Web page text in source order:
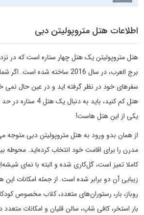
اطلاعات هتل متروپولیتن دبی
هتل متروپولیتن یک هتل چهار ستاره است که در
برج العرب، در سال 2016 ساخته
سفرهای خود در نظر گرفته اید و در عین حال نمی
یکی از این هتل هاست!
از همان بدو ورود به هتل متروپولیتن دبی متوجه
مدرن را برای اقامت خود انتخاب کرده‌اید. محوطه
کاملا تمیز است، گل‌کاری شده و البته با نمای
زیبایی آن دو برابر شده است. از جمله امکانات
روباز، بار، رستوران‌های متعدد، کلاب مخصوص
بار استخر، کافی شاپ، سالن قلیان و امکانات متعدد